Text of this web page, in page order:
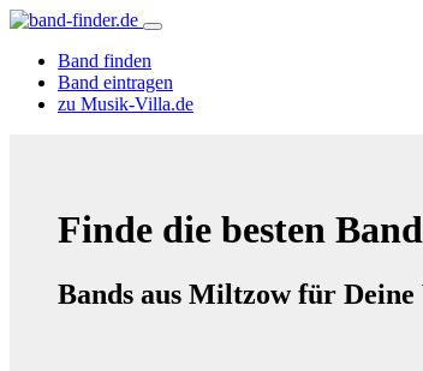
Band finden
Band eintragen
zu Musik-Villa.de
Finde die besten
Bands aus Miltzow für